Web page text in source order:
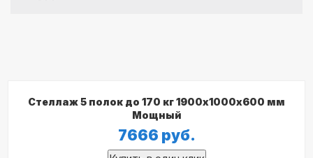
Стеллаж 5 полок до 170 кг 1900х1000х600 мм
Мощный
7666 руб.